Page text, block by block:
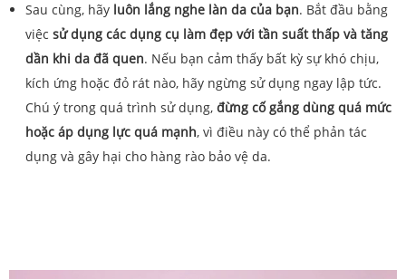
Sau cùng, hãy luôn lắng nghe làn da của bạn. Bắt đầu bằng
việc sử dụng các dụng cụ làm đẹp với tần suất thấp và tăng
dần khi da đã quen. Nếu bạn cảm thấy bất kỳ sự khó chịu,
kích ứng hoặc đỏ rát nào, hãy ngừng sử dụng ngay lập tức.
Chú ý trong quá trình sử dụng, đừng cố gắng dùng quá mức
hoặc áp dụng lực quá mạnh, vì điều này có thể phản tác
dụng và gây hại cho hàng rào bảo vệ da.